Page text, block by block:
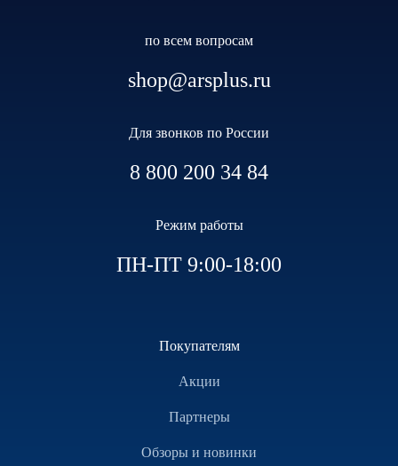
по всем вопросам
shop@arsplus.ru
Для звонков по России
8 800 200 34 84
Режим работы
ПН-ПТ 9:00-18:00
Покупателям
Акции
Партнеры
Обзоры и новинки